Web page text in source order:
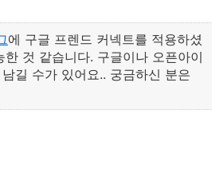
에 구글 프렌드 커넥트를 적용하셨
것 같습니다. 구글이나 오픈아이
길 수가 있어요.. 궁금하신 분은